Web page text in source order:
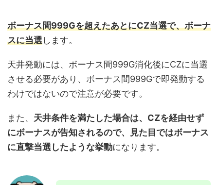
ボーナス間999Gを超えたあとにCZ当選で、ボーナ
スに当選します。
天井発動には、ボーナス間999G消化後にCZに当選
させる必要があり、ボーナス間999Gで即発動する
わけではないので注意が必要です。
また、 天井条件を満たした場合は、CZを経由せず
にボーナスが告知されるので、見た目ではボーナス
に直撃当選したような挙動になります。